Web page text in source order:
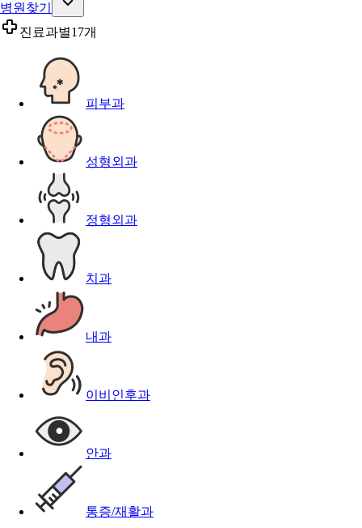
병원찾기
진료과별17개
피부과
성형외과
정형외과
치과
내과
이비인후과
안과
통증/재활과